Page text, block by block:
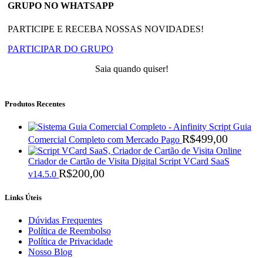
GRUPO NO WHATSAPP
PARTICIPE E RECEBA NOSSAS NOVIDADES!
PARTICIPAR DO GRUPO
Saia quando quiser!
Produtos Recentes
Script Guia
Comercial Completo com Mercado Pago R$499,00
Criador de Cartão de Visita Digital Script VCard SaaS
v14.5.0 R$200,00
Links Úteis
Dúvidas Frequentes
Política de Reembolso
Política de Privacidade
Nosso Blog